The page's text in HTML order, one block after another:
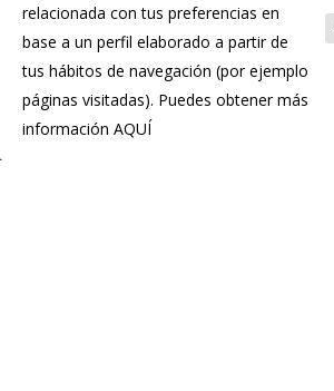
Política de privacidad
Política de cookies
relacionada con tus preferencias en
base a un perfil elaborado a partir de
tus hábitos de navegación (por ejemplo
páginas visitadas). Puedes obtener más
información AQUÍ